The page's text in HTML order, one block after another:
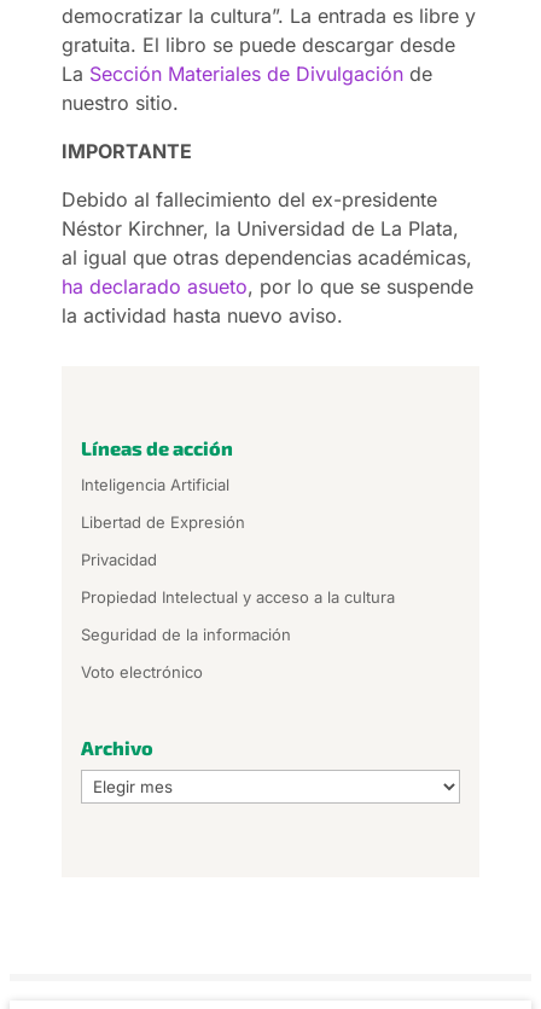
democratizar la cultura”. La entrada es libre y
gratuita. El libro se puede descargar desde
La Sección Materiales de Divulgación de
nuestro sitio.
IMPORTANTE
Debido al fallecimiento del ex-presidente
Néstor Kirchner, la Universidad de La Plata,
al igual que otras dependencias académicas,
ha declarado asueto, por lo que se suspende
la actividad hasta nuevo aviso.
Líneas de acción
Inteligencia Artificial
Libertad de Expresión
Privacidad
Propiedad Intelectual y acceso a la cultura
Seguridad de la información
Voto electrónico
Archivo
Archivo